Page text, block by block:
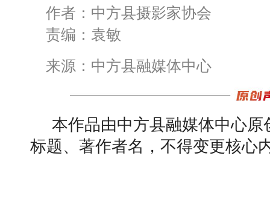
作者：中方县摄影家协会
责编：袁敏
来源：中方县融媒体中心
本作品由中方县融媒体中心
标题、著作者名，不得变更核心